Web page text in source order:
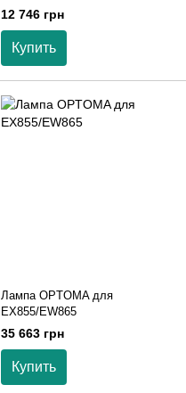
12 746 грн
Купить
Лампа OPTOMA для
EX855/EW865
35 663 грн
Купить